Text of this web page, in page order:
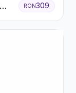
RON309